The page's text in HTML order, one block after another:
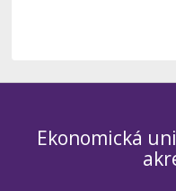
Ekonomická